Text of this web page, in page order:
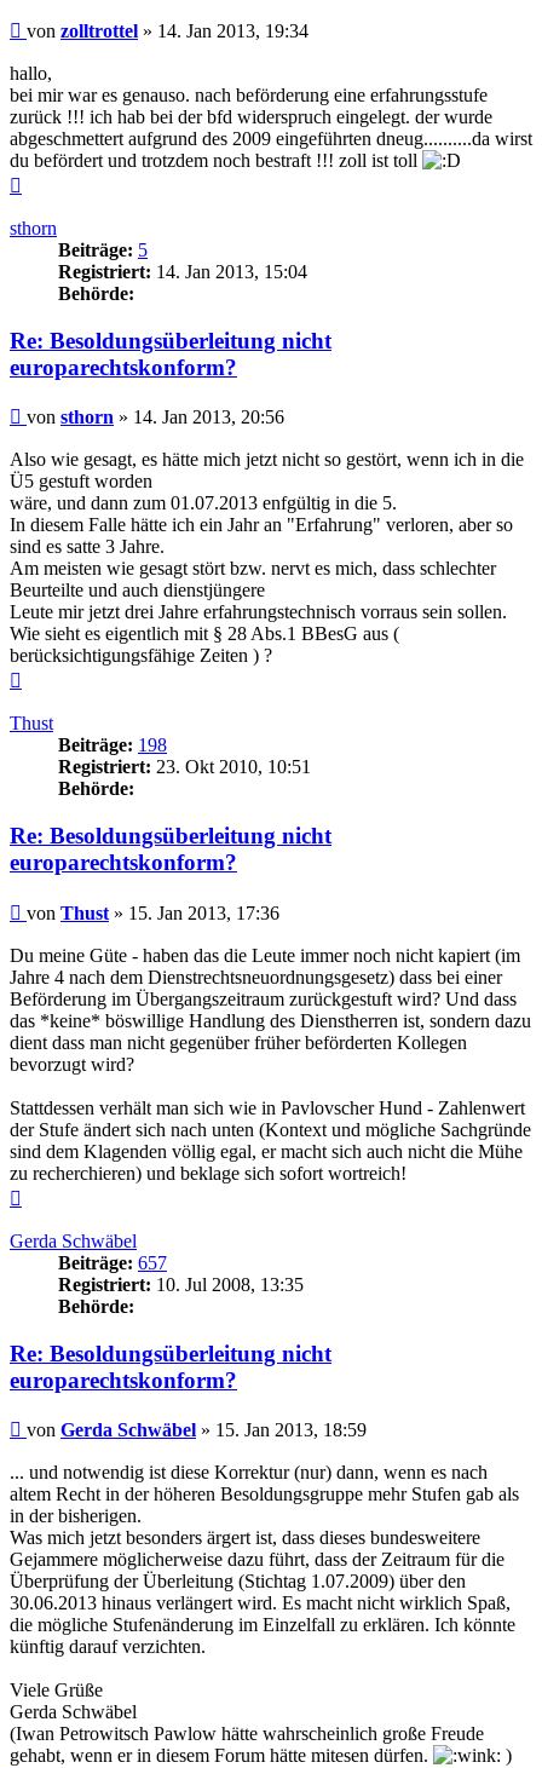
Beitrag
von zolltrottel » 14. Jan 2013, 19:34
hallo,
bei mir war es genauso. nach beförderung eine erfahrungsstufe
zurück !!! ich hab bei der bfd widerspruch eingelegt. der wurde
abgeschmettert aufgrund des 2009 eingeführten dneug..........da wirst
du befördert und trotzdem noch bestraft !!! zoll ist toll
sthorn
Beiträge: 5
Registriert: 14. Jan 2013, 15:04
Behörde:
Re: Besoldungsüberleitung nicht
europarechtskonform?
Beitrag
von sthorn » 14. Jan 2013, 20:56
Also wie gesagt, es hätte mich jetzt nicht so gestört, wenn ich in die
Ü5 gestuft worden
wäre, und dann zum 01.07.2013 enfgültig in die 5.
In diesem Falle hätte ich ein Jahr an "Erfahrung" verloren, aber so
sind es satte 3 Jahre.
Am meisten wie gesagt stört bzw. nervt es mich, dass schlechter
Beurteilte und auch dienstjüngere
Leute mir jetzt drei Jahre erfahrungstechnisch vorraus sein sollen.
Wie sieht es eigentlich mit § 28 Abs.1 BBesG aus (
berücksichtigungsfähige Zeiten ) ?
Thust
Beiträge: 198
Registriert: 23. Okt 2010, 10:51
Behörde:
Re: Besoldungsüberleitung nicht
europarechtskonform?
Beitrag
von Thust » 15. Jan 2013, 17:36
Du meine Güte - haben das die Leute immer noch nicht kapiert (im
Jahre 4 nach dem Dienstrechtsneuordnungsgesetz) dass bei einer
Beförderung im Übergangszeitraum zurückgestuft wird? Und dass
das *keine* böswillige Handlung des Dienstherren ist, sondern dazu
dient dass man nicht gegenüber früher beförderten Kollegen
bevorzugt wird?
Stattdessen verhält man sich wie in Pavlovscher Hund - Zahlenwert
der Stufe ändert sich nach unten (Kontext und mögliche Sachgründe
sind dem Klagenden völlig egal, er macht sich auch nicht die Mühe
zu recherchieren) und beklage sich sofort wortreich!
Gerda Schwäbel
Beiträge: 657
Registriert: 10. Jul 2008, 13:35
Behörde:
Re: Besoldungsüberleitung nicht
europarechtskonform?
Beitrag
von Gerda Schwäbel » 15. Jan 2013, 18:59
... und notwendig ist diese Korrektur (nur) dann, wenn es nach
altem Recht in der höheren Besoldungsgruppe mehr Stufen gab als
in der bisherigen.
Was mich jetzt besonders ärgert ist, dass dieses bundesweitere
Gejammere möglicherweise dazu führt, dass der Zeitraum für die
Überprüfung der Überleitung (Stichtag 1.07.2009) über den
30.06.2013 hinaus verlängert wird. Es macht nicht wirklich Spaß,
die mögliche Stufenänderung im Einzelfall zu erklären. Ich könnte
künftig darauf verzichten.
Viele Grüße
Gerda Schwäbel
(Iwan Petrowitsch Pawlow hätte wahrscheinlich große Freude
gehabt, wenn er in diesem Forum hätte mitesen dürfen.
)